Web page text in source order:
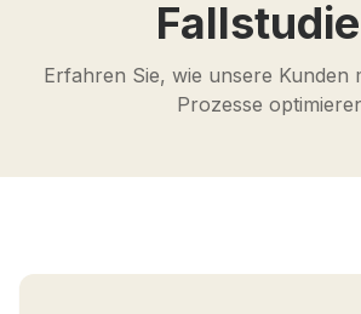
Erfahren Sie, wie unsere Kunden
Prozesse